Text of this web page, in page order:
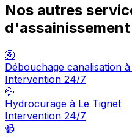
Nos autres
🚰
Débouchage canalisation
Intervention 24/7
💦
Hydrocurage à Le Tignet
Intervention 24/7
📹